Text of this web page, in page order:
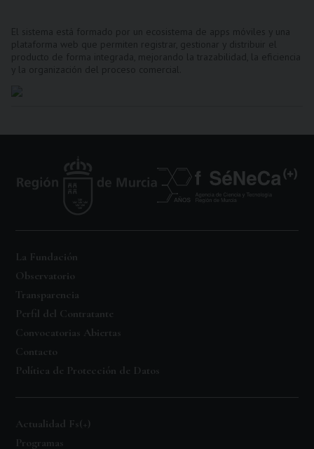
La Fundación
Observatorio
Transparencia
Perfil del Contratante
Convocatorias Abiertas
Contacto
Política de Protección de Datos
Actualidad Fs(+)
Programas